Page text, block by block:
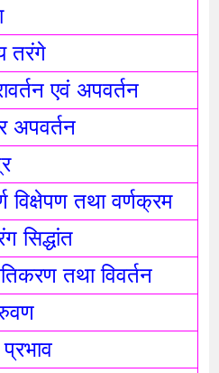
तरंगे
एवं अपवर्तन
अपवर्तन
विक्षेपण तथा वर्णक्रम
सिद्धांत
तथा विवर्तन